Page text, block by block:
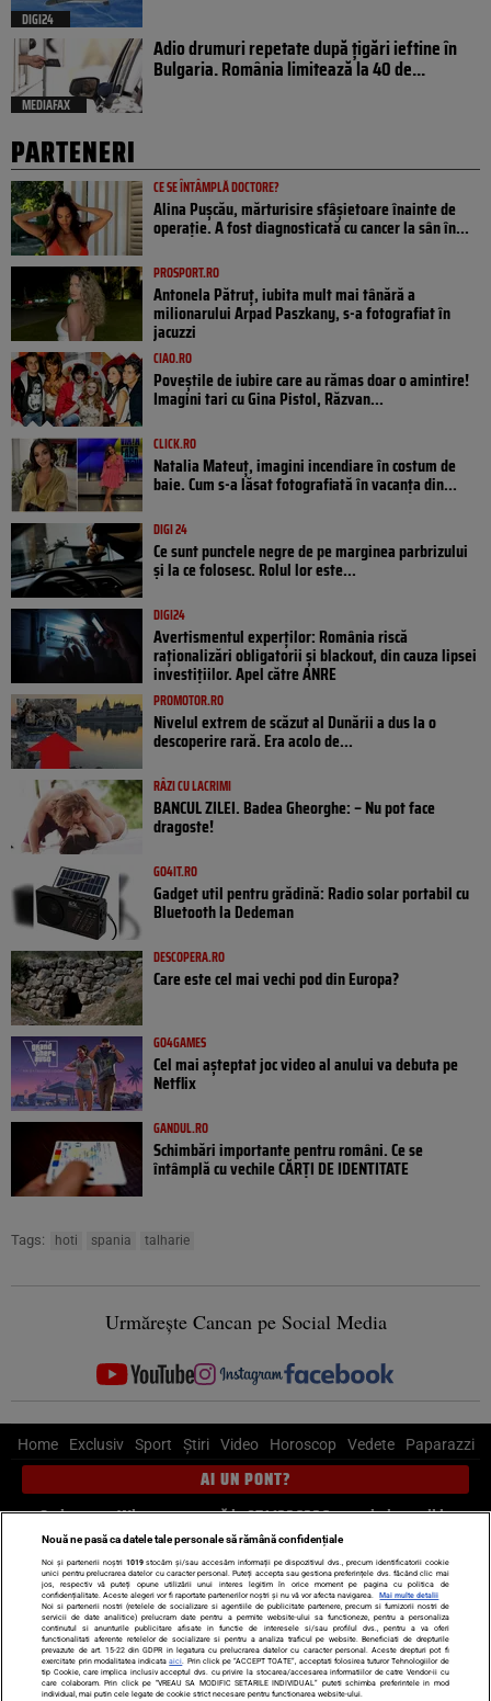
DIGI24
MEDIAFAX
Adio drumuri repetate după țigări ieftine în
Bulgaria. România limitează la 40 de...
PARTENERI
CE SE ÎNTÂMPLĂ DOCTORE?
Alina Pușcău, mărturisire sfâșietoare înainte de
operație. A fost diagnosticată cu cancer la sân în...
PROSPORT.RO
Antonela Pătruț, iubita mult mai tânără a
milionarului Arpad Paszkany, s-a fotografiat în
jacuzzi
CIAO.RO
Poveştile de iubire care au rămas doar o amintire!
Imagini tari cu Gina Pistol, Răzvan...
CLICK.RO
Natalia Mateuț, imagini incendiare în costum de
baie. Cum s-a lăsat fotografiată în vacanța din...
DIGI 24
Ce sunt punctele negre de pe marginea parbrizului
și la ce folosesc. Rolul lor este...
DIGI24
Avertismentul experților: România riscă
raționalizări obligatorii și blackout, din cauza lipsei
investițiilor. Apel către ANRE
PROMOTOR.RO
Nivelul extrem de scăzut al Dunării a dus la o
descoperire rară. Era acolo de...
RÂZI CU LACRIMI
BANCUL ZILEI. Badea Gheorghe: – Nu pot face
dragoste!
GO4IT.RO
Gadget util pentru grădină: Radio solar portabil cu
Bluetooth la Dedeman
DESCOPERA.RO
Care este cel mai vechi pod din Europa?
GO4GAMES
Cel mai așteptat joc video al anului va debuta pe
Netflix
GANDUL.RO
Schimbări importante pentru români. Ce se
întâmplă cu vechile CĂRȚI DE IDENTITATE
Tags: hoti spania talharie
Urmărește Cancan pe Social Media
Home Exclusiv Sport Știri Video Horoscop Vedete Paparazzi
AI UN PONT?
Scrie-ne pe Whatsapp, sună la 0741226226 sau trimite mail la
pont@cancan.ro
Știri interne Știri externe
Politică
Ultimele stiri
Diete Insula Iubirii Dictionar de vise
LIFE STYLE
Horoscop
Echipa editorială
Termeni si condiții Politica de confidențialitate
Nouă ne pasă ca datele tale personale să rămână confidențiale
Noi și partenerii noștri 1019stocăm și/sau accesăm informații pe dispozitivul dvs., precum identificatorii cookie
unici pentru prelucrarea datelor cu caracter personal. Puteți accepta sau gestiona preferințele dvs. făcând clic mai
jos, respectiv vă puteți opune utilizării unui interes legitim în orice moment pe pagina cu politica de
confidențialitate. Aceste alegeri vor fi raportate partenerilor noștri și nu vă vor afecta navigarea.
Mai multe detalii
Noi si partenerii nostri (retelele de socializare si agentiile de publicitate partenere, precum si furnizorii nostri de
servicii de date analitice) prelucram date pentru a permite website-ului sa functioneze, pentru a personaliza
continutul si anunturile publicitare afisate in functie de interesele si/sau profilul dvs., pentru a va oferi
functionalitati aferente retelelor de socializare si pentru a analiza traficul pe website. Beneficiati de drepturile
prevazute de art. 15-22 din GDPR in legatura cu prelucrarea datelor cu caracter personal. Aceste drepturi pot fi
exercitate prin modalitatea indicataaici . Prin click pe “ACCEPT TOATE”, acceptati folosirea tuturor Tehnologiilor de
tip Cookie, care implica inclusiv acceptul dvs. cu privire la stocarea/accesarea informatiilor de catre Vendor-ii cu
care colaboram. Prin click pe “VREAU SA MODIFIC SETARILE INDIVIDUAL” puteti schimba preferintele in mod
individual, mai putin cele legate de cookie strict necesare pentru functionarea website-ului.